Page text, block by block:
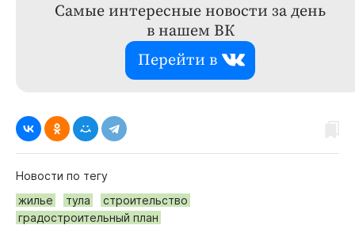
Самые интересные новости за день
в нашем ВК
Перейти в
Новости по тегу
жилье
тула
строительство
градостроительный план